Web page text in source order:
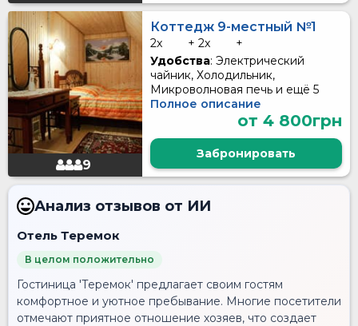
9
Коттедж 9-местный №1
2x + 2x
+
Удобства: Электрический
чайник, Холодильник,
Микроволновая печь и ещё 5
Полное описание
от 4 800грн
Забронировать
Анализ отзывов от ИИ
Отель Теремок
В целом положительно
Гостиница 'Теремок' предлагает своим гостям
комфортное и уютное пребывание. Многие посетители
отмечают приятное отношение хозяев, что создает